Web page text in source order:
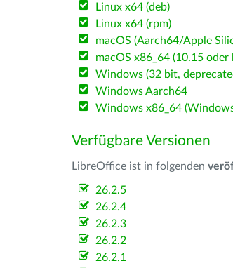
Linux x64 (deb)
Linux x64 (rpm)
macOS (Aarch64/Apple
macOS x86_64 (10.15
Windows (32 bit,
Windows Aarch64
Windows x86_64
Verfügbare Versionen
LibreOffice ist in folgenden
26.2.5
26.2.4
26.2.3
26.2.2
26.2.1